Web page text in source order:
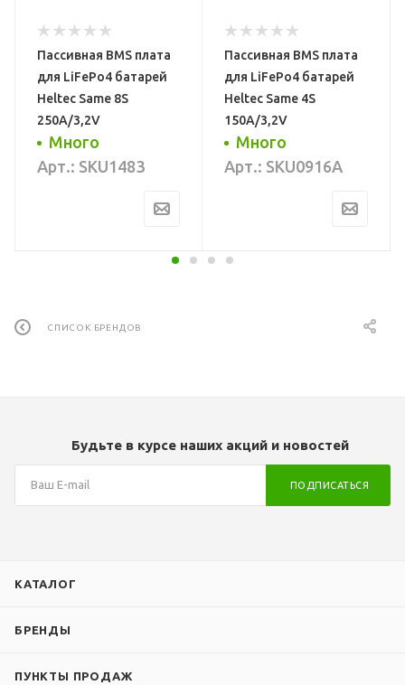
Пассивная BMS плата
для LiFePo4 батарей
Heltec Same 8S
250A/3,2V
Много
Арт.: SKU1483
балансировки
Поддерживаемые
типы АКБ
LiFePo4
Пассивная BMS плата
для LiFePo4 батарей
Heltec Same 4S
150A/3,2V
Много
Арт.: SKU0916A
типы АКБ
Производитель
Heltec BMS
Гарантия
1 год
СПИСОК БРЕНДОВ
Будьте в курсе наших акций и новостей
ПОДПИСАТЬСЯ
КАТАЛОГ
БРЕНДЫ
ПУНКТЫ ПРОДАЖ